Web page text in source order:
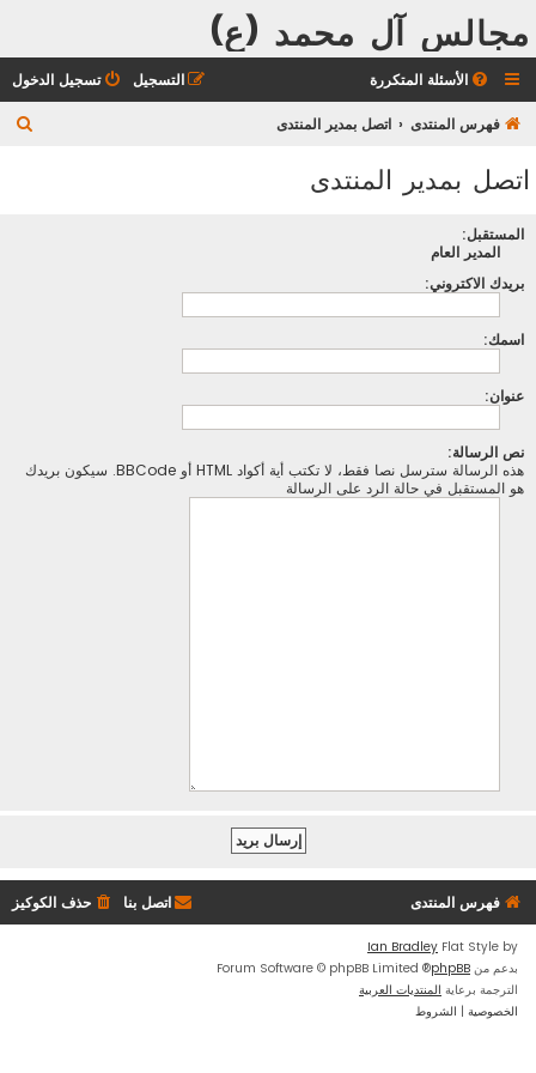
مجالس آل محمد (ع)
الأسئلة المتكررة تسجيل الدخول التسجيل
فهرس المنتدى اتصل بمدير المنتدى
اتصل بمدير المنتدى
المستقبل:
المدير العام
بريدك الاكتروني:
اسمك:
عنوان:
نص الرسالة:
هذه الرسالة سترسل نصا فقط، لا تكتب أية أكواد HTML أو BBCode. سيكون بريدك
هو المستقبل في حالة الرد على الرسالة
فهرس المنتدى حذف الكوكيز اتصل بنا
Flat Style by
Ian Bradley
بدعم من phpBB
® Forum Software © phpBB Limited
الترجمة برعاية المنتديات العربية
الخصوصية | الشروط